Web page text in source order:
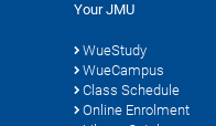
Your JMU
WueStudy
WueCampus
Class Schedule
Online Enrolment